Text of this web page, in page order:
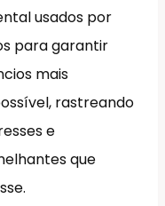
usados por
para garantir
mais
rastreando
e
que